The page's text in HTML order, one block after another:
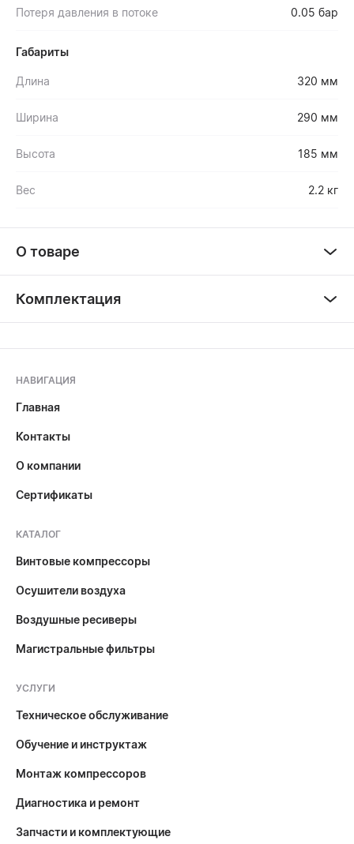
Потеря давления в потоке 0.05 бар
Габариты
Длина 320 мм
Ширина 290 мм
Высота 185 мм
Вес 2.2 кг
О товаре
Комплектация
НАВИГАЦИЯ
Главная
Контакты
О компании
Сертификаты
КАТАЛОГ
Винтовые компрессоры
Осушители воздуха
Воздушные ресиверы
Магистральные фильтры
УСЛУГИ
Техническое обслуживание
Обучение и инструктаж
Монтаж компрессоров
Диагностика и ремонт
Запчасти и комплектующие